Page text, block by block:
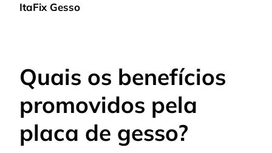
ItaFix Gesso
Quais os benefícios
promovidos pela
placa de gesso?